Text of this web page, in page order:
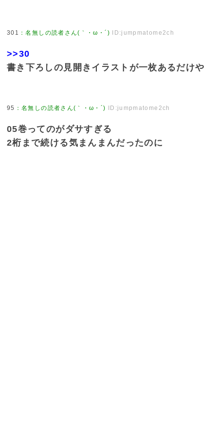
301 ：名無しの読者さん(｀・ω・´) ID:jumpmatome2ch
>>30
書き下ろしの見開きイラストが一枚あるだけや
95 ：名無しの読者さん(｀・ω・´) ID:jumpmatome2ch
05巻ってのがダサすぎる
2桁まで続ける気まんまんだったのに